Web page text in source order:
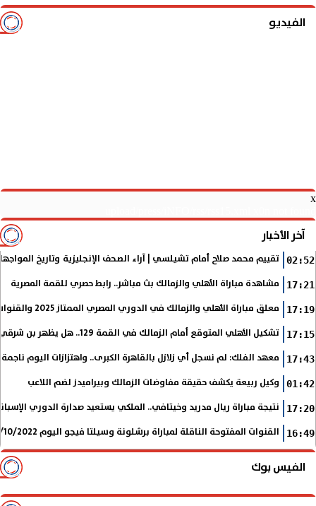
الفيديو
x
آخر الأخبار
02:52 تقييم محمد صلاح أمام تشيلسي | آراء الصحف الإنجليزية وتاريخ
17:21 مشاهدة مباراة الأهلي والزمالك بث مباشر.. رابط حصري للقمة المصرية
17:19 معلق مباراة الأهلي والزمالك في الدوري المصري الممتاز 2025 والقنوات الناقلة
17:15 تشكيل الأهلي المتوقع أمام الزمالك في القمة 129.. هل يظهر بن شرقي؟
17:43 معهد الفلك: لم نسجل أي زلازل بالقاهرة الكبرى.. واهتزازات اليوم
01:42 وكيل ربيعة يكشف حقيقة مفاوضات الزمالك وبيراميدز لضم اللاعب
17:20 نتيجة مباراة ريال مدريد وخيتافي.. الملكي يستعيد صدارة الدوري
16:49 القنوات المفتوحة الناقلة لمباراة برشلونة وسيلتا فيجو اليوم 9/10/2022 في الدوري الإسباني
الفيس بوك